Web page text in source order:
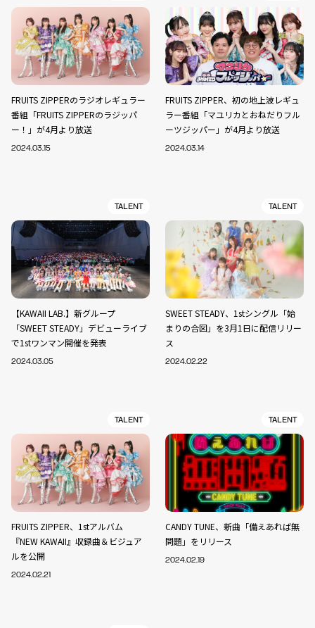
FRUITS ZIPPERのラジオレギュラー
番組「FRUITS ZIPPERのラジッパ
ー！」が4月より放送
2024.03.15
FRUITS ZIPPER、初の地上波レギュ
ラー番組「マユリカとおねだりフル
ーツジッパー」が4月より放送
2024.03.14
TALENT
【KAWAII LAB.】新グループ
「SWEET STEADY」デビューライブ
で1stワンマン開催を発表
2024.03.05
TALENT
SWEET STEADY、1stシングル「始
まりの合図」を3月1日に配信リリー
ス
2024.02.22
TALENT
FRUITS ZIPPER、1stアルバム
『NEW KAWAII』収録曲＆ビジュア
ルを公開
2024.02.21
TALENT
CANDY TUNE、新曲「備えあれば無
問題」をリリース
2024.02.19